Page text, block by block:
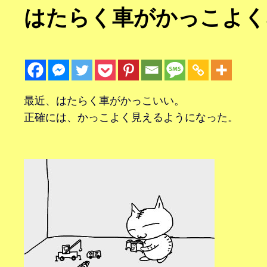
はたらく車がかっこよ
最近、はたらく車がかっこいい。
正確には、かっこよく見えるようになった。